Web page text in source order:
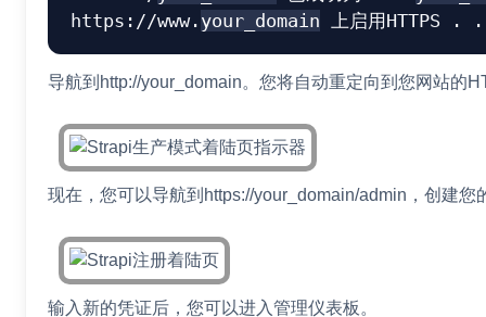
https://www. your_domain 上启用HTTPS .
导航到http://your_domain。您将自动重定向到您网站的
现在，您可以导航到https://your_domain/admin，创建您
输入新的凭证后，您可以进入管理仪表板。